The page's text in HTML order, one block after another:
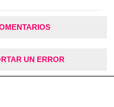
UN ERROR